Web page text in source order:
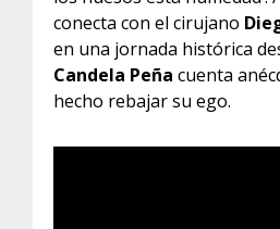
conecta con el cirujano
en una jornada histórica
Candela Peña cuenta
hecho rebajar su ego.